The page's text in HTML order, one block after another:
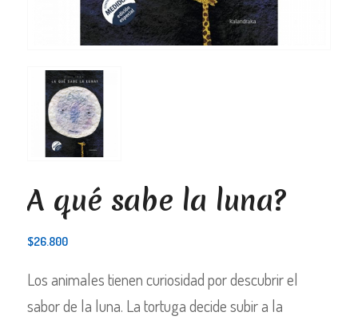
A qué sabe la luna?
$26.800
Los animales tienen curiosidad por descubrir el
sabor de la luna. La tortuga decide subir a la